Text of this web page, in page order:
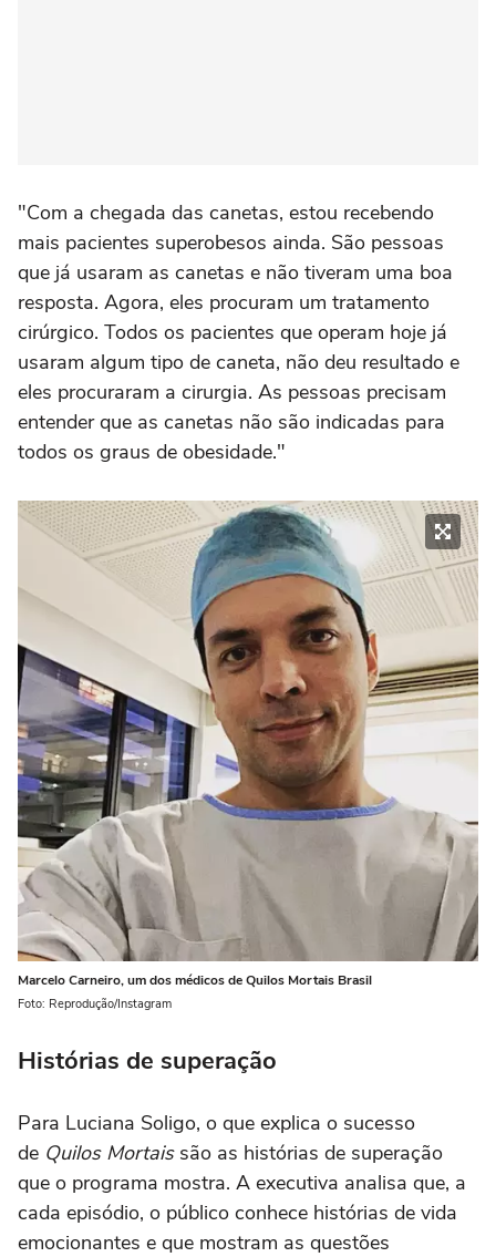
"Com a chegada das canetas, estou recebendo
mais pacientes superobesos ainda. São pessoas
que já usaram as canetas e não tiveram uma boa
resposta. Agora, eles procuram um tratamento
cirúrgico. Todos os pacientes que operam hoje já
usaram algum tipo de caneta, não deu resultado e
eles procuraram a cirurgia. As pessoas precisam
entender que as canetas não são indicadas para
todos os graus de obesidade."
Marcelo Carneiro, um dos médicos de Quilos Mortais Brasil
Foto: Reprodução/Instagram
Histórias de superação
Para Luciana Soligo, o que explica o sucesso
de Quilos Mortaissão as histórias de superação
que o programa mostra. A executiva analisa que, a
cada episódio, o público conhece histórias de vida
emocionantes e que mostram as questões